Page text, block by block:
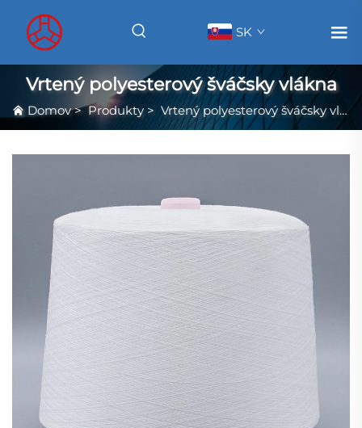
SK
Vrtený polyesterový šváčsky vlákna
Domov>Produkty >Vrtený polyesterový šváčsky vlákna